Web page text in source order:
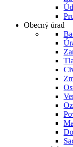
Obecný úrad